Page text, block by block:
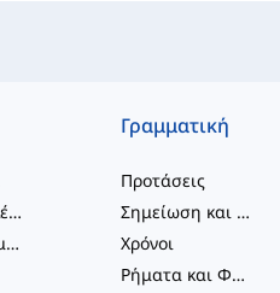
συνδυασμοί λέξεων
Φραστικά Ρήματα
Γραμματική
Προτάσεις
Σημείωση και Ορθογραφία
Χρόνοι
Ρήματα και Φωνές